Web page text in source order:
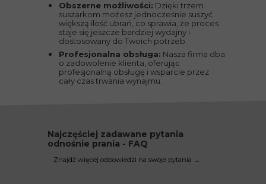
Najczęściej zadawane pytania
odnośnie prania - FAQ
Znajdź więcej odpowiedzi na swoje pytania →
Obszerne możliwości: Dzięki trzem
suszarkom możesz jednocześnie suszyć
większą ilość ubrań, co sprawia, że proces
staje się jeszcze bardziej wydajny i
dostosowany do Twoich potrzeb.
Profesjonalna obsługa: Nasza firma dba
o zadowolenie klienta, oferując
profesjonalną obsługę i wsparcie przez
cały czas trwania wynajmu.